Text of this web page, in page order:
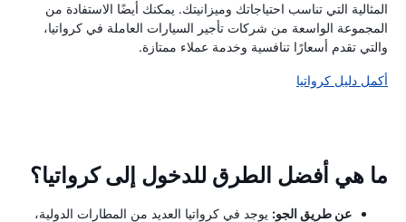
المثالية التي تناسب احتياجاتك وميزانيتك. يمكنك أيضًا الاستفادة من
المجموعة الواسعة من شركات تأجير السيارات العاملة في كرواتيا،
والتي تقدم أسعارًا تنافسية وخدمة عملاء ممتازة.
أكمل دليل كرواتيا
ما هي أفضل الطرق للدخول إلى كرواتيا؟
عن طريق الجو: يوجد في كرواتيا العديد من المطارات الدولية،